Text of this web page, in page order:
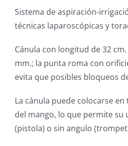
Sistema de aspiración-
técnicas laparoscópicas y
Cánula con longitud de 32
mm.; la punta roma con
evita que posibles bloqueos
La cánula puede colocarse
del mango, lo que permite su
(pistola) o sin angulo